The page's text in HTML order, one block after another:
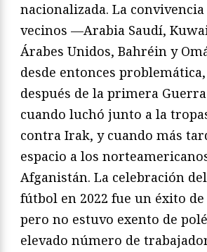
nacionalizada. La convivencia
vecinos —Arabia Saudí,
Árabes Unidos, Bahréin y
desde entonces
después de la primera
cuando luchó junto a la
contra Irak, y cuando más
espacio a los
Afganistán. La celebración
fútbol en 2022 fue un éxito
pero no estuvo exento de
elevado número de